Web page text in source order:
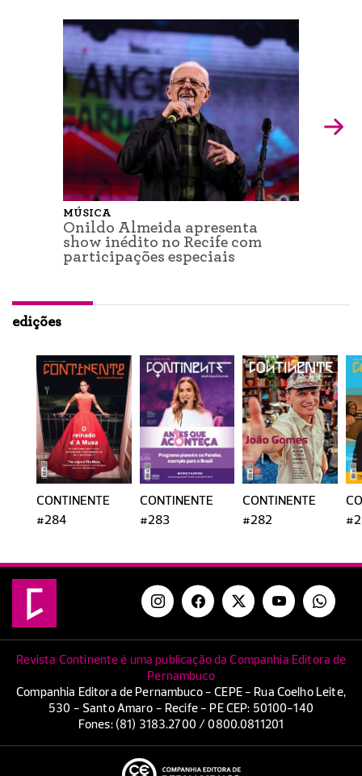
MÚSICA
Onildo Almeida apresenta
show inédito no Recife com
participações especiais
edições
CONTINENTE
#284
CONTINENTE
#283
CONTINENTE
#282
Revista Continente é uma publicação da Companhia Editora de
Pernambuco
Companhia Editora de Pernambuco - CEPE - Rua Coelho Leite,
530 - Santo Amaro - Recife - PE CEP: 50100-140
Fones: (81) 3183.2700 / 0800.0811201